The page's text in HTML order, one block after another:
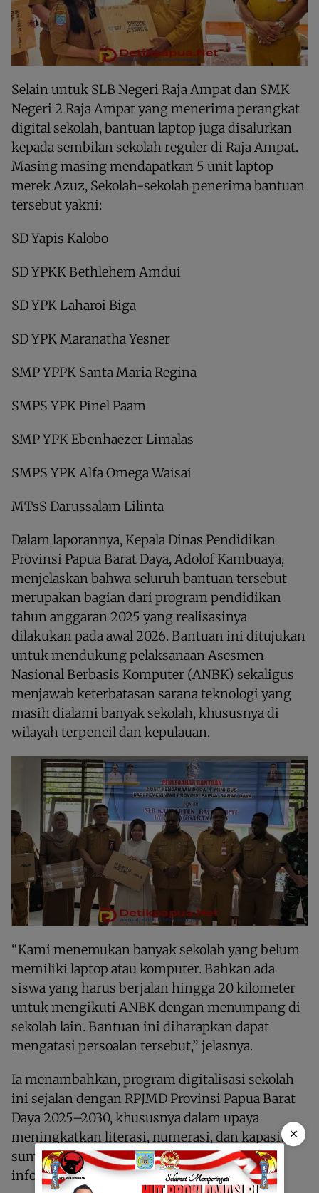
Selain untuk SLB Negeri Raja Ampat dan SMK
Negeri 2 Raja Ampat yang menerima perangkat
digital sekolah, bantuan laptop juga disalurkan
kepada sembilan sekolah reguler di Raja Ampat.
Masing masing mendapatkan 5 unit laptop
merek Azuz, Sekolah-sekolah penerima bantuan
tersebut yakni:
SD Yapis Kalobo
SD YPKK Bethlehem Amdui
SD YPK Laharoi Biga
SD YPK Maranatha Yesner
SMP YPPK Santa Maria Regina
SMPS YPK Pinel Paam
SMP YPK Ebenhaezer Limalas
SMPS YPK Alfa Omega Waisai
MTsS Darussalam Lilinta
Dalam laporannya, Kepala Dinas Pendidikan
Provinsi Papua Barat Daya, Adolof Kambuaya,
menjelaskan bahwa seluruh bantuan tersebut
merupakan bagian dari program pendidikan
tahun anggaran 2025 yang realisasinya
dilakukan pada awal 2026. Bantuan ini ditujukan
untuk mendukung pelaksanaan Asesmen
Nasional Berbasis Komputer (ANBK) sekaligus
menjawab keterbatasan sarana teknologi yang
masih dialami banyak sekolah, khususnya di
wilayah terpencil dan kepulauan.
“Kami menemukan banyak sekolah yang belum
memiliki laptop atau komputer. Bahkan ada
siswa yang harus berjalan hingga 20 kilometer
untuk mengikuti ANBK dengan menumpang di
sekolah lain. Bantuan ini diharapkan dapat
mengatasi persoalan tersebut,” jelasnya.
Ia menambahkan, program digitalisasi sekolah
ini sejalan dengan RPJMD Provinsi Papua Barat
Daya 2025–2030, khususnya dalam upaya
meningkatkan literasi, numerasi, dan kapasitas
sumber daya manusia di bidang teknologi
informasi.
×